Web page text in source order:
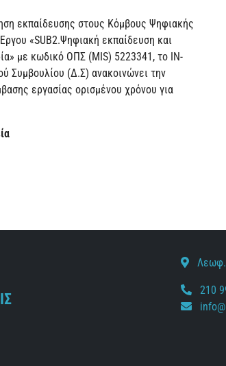
εκπαίδευσης στους Κόμβους Ψηφιακής
«SUB2.Ψηφιακή εκπαίδευση και
με κωδικό ΟΠΣ (MIS) 5223341, το ΙΝ-
Συμβουλίου (Δ.Σ) ανακοινώνει την
εργασίας ορισμένου χρόνου για
Λεωφ.
210